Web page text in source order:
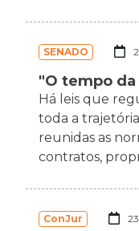
SENADO
"O tempo
Há leis que
toda a
reunidas as
contratos,
ConJur